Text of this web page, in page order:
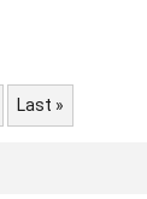
Last »